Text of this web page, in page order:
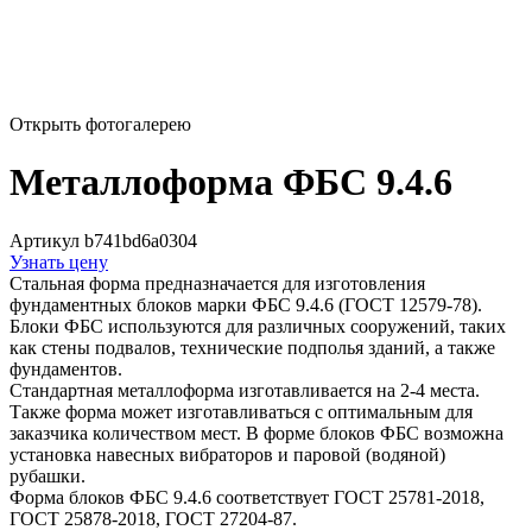
Открыть фотогалерею
Металлоформа ФБС 9.4.6
Артикул b741bd6a0304
Узнать цену
Стальная форма предназначается для изготовления
фундаментных блоков марки ФБС 9.4.6 (ГОСТ 12579-78).
Блоки ФБС используются для различных сооружений, таких
как стены подвалов, технические подполья зданий, а также
фундаментов.
Стандартная металлоформа изготавливается на 2-4 места.
Также форма может изготавливаться с оптимальным для
заказчика количеством мест. В форме блоков ФБС возможна
установка навесных вибраторов и паровой (водяной)
рубашки.
Форма блоков ФБС 9.4.6 соответствует ГОСТ 25781-2018,
ГОСТ 25878-2018, ГОСТ 27204-87.